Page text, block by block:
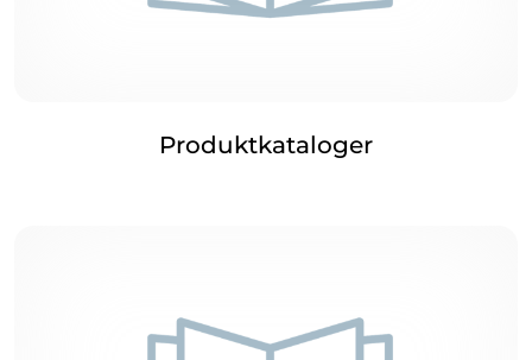
Produktkataloger